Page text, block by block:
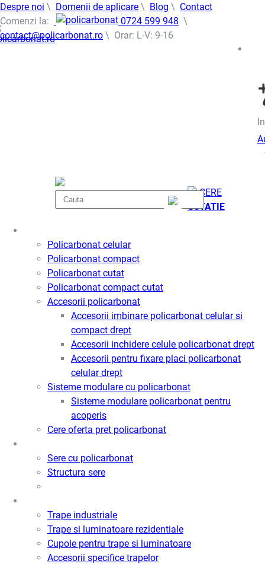
Despre noi \ Domenii de aplicare \ Blog \ Contact
Comenzi la:
0724 599 948 \
contact@policarbonat.ro \ Orar: L-V: 9-16
CERE
COTATIE
Policarbonat celular
Policarbonat compact
Policarbonat cutat
Policarbonat compact cutat
Accesorii policarbonat
Accesorii imbinare policarbonat celular si
compact drept
Accesorii inchidere celule policarbonat drept
Accesorii pentru fixare placi policarbonat
celular drept
Sisteme modulare cu policarbonat
Sisteme modulare policarbonat pentru
acoperis
Cere oferta pret policarbonat
Sere cu policarbonat
Structura sere
Trape industriale
Trape si luminatoare rezidentiale
Cupole pentru trape si luminatoare
Accesorii specifice trapelor